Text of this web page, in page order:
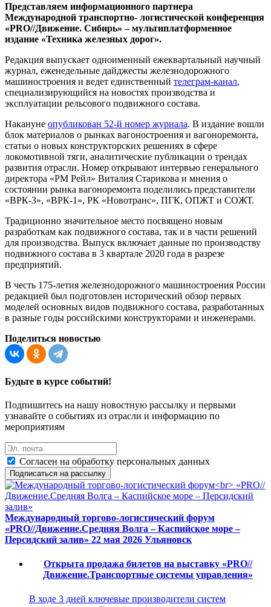
Представляем информационного партнера
Международной транспортно- логистической конференция
«PRO//Движение. Сибирь» – мультиплатформенное
издание «Техника железных дорог».
Редакция выпускает одноименный ежеквартальный научный
журнал, еженедельные дайджесты железнодорожного
машиностроения и ведет единственный телеграм-канал,
специализирующийся на новостях производства и
эксплуатации рельсового подвижного состава.
Накануне опубликован 52-й номер журнала. В издание вошли
блок материалов о рынках вагоностроения и вагоноремонта,
статьи о новых конструкторских решениях в сфере
локомотивной тяги, аналитические публикации о трендах
развития отрасли. Номер открывают интервью генерального
директора «РМ Рейл» Виталия Старикова и мнения о
состоянии рынка вагоноремонта поделились представители
«ВРК-3», «ВРК-1», РК «Новотранс», ПГК, ОПЖТ и СОЖТ.
Традиционно значительное место посвящено новым
разработкам как подвижного состава, так и в части решений
для производства. Выпуск включает данные по производству
подвижного состава в 3 квартале 2020 года в разрезе
предприятий.
В честь 175-летия железнодорожного машиностроения России
редакцией был подготовлен исторический обзор первых
моделей основных видов подвижного состава, разработанных
в разные годы российскими конструкторами и инженерами.
Поделиться новостью
Будьте в курсе событий!
Подпишитесь на нашу новостную рассылку и первыми
узнавайте о событиях из отрасли и информацию по
мероприятиям
Согласен на обработку персональных данных
Подписаться на рассылку
Международный торгово-логистический форум
«PRO//Движение.Средняя Волга – Каспийское море –
Персидский залив» 22 мая 2026 Ульяновск
Открыта продажа билетов на выставку «PRO//
Движение.Транспортные системы управления»
В ходе 3 дней ключевые производители систем